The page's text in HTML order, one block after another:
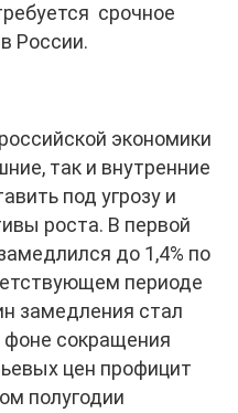
срочное
России.
экономики
так и внутренние
под угрозу и
роста. В первой
до 1,4% по
периоде
замедления стал
сокращения
цен профицит
полугодии